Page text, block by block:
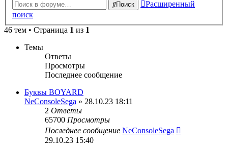
Поиск
Расширенный
поиск
46 тем • Страница 1 из 1
Темы
Ответы
Просмотры
Последнее сообщение
Буквы BOYARD
NeConsoleSega » 28.10.23 18:11
2 Ответы
65700 Просмотры
Последнее сообщение NeConsoleSega
29.10.23 15:40